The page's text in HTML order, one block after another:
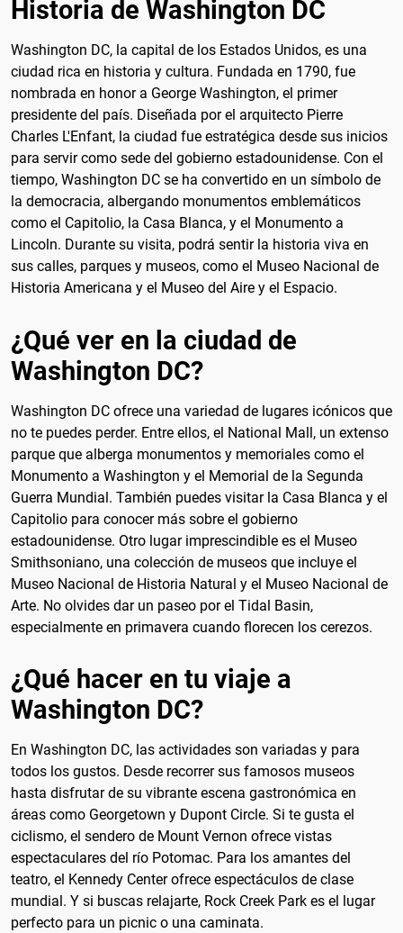
Historia de Washington DC
Washington DC, la capital de los Estados Unidos, es una
ciudad rica en historia y cultura. Fundada en 1790, fue
nombrada en honor a George Washington, el primer
presidente del país. Diseñada por el arquitecto Pierre
Charles L'Enfant, la ciudad fue estratégica desde sus inicios
para servir como sede del gobierno estadounidense. Con el
tiempo, Washington DC se ha convertido en un símbolo de
la democracia, albergando monumentos emblemáticos
como el Capitolio, la Casa Blanca, y el Monumento a
Lincoln. Durante su visita, podrá sentir la historia viva en
sus calles, parques y museos, como el Museo Nacional de
Historia Americana y el Museo del Aire y el Espacio.
¿Qué ver en la ciudad de
Washington DC?
Washington DC ofrece una variedad de lugares icónicos que
no te puedes perder. Entre ellos, el National Mall, un extenso
parque que alberga monumentos y memoriales como el
Monumento a Washington y el Memorial de la Segunda
Guerra Mundial. También puedes visitar la Casa Blanca y el
Capitolio para conocer más sobre el gobierno
estadounidense. Otro lugar imprescindible es el Museo
Smithsoniano, una colección de museos que incluye el
Museo Nacional de Historia Natural y el Museo Nacional de
Arte. No olvides dar un paseo por el Tidal Basin,
especialmente en primavera cuando florecen los cerezos.
¿Qué hacer en tu viaje a
Washington DC?
En Washington DC, las actividades son variadas y para
todos los gustos. Desde recorrer sus famosos museos
hasta disfrutar de su vibrante escena gastronómica en
áreas como Georgetown y Dupont Circle. Si te gusta el
ciclismo, el sendero de Mount Vernon ofrece vistas
espectaculares del río Potomac. Para los amantes del
teatro, el Kennedy Center ofrece espectáculos de clase
mundial. Y si buscas relajarte, Rock Creek Park es el lugar
perfecto para un picnic o una caminata.